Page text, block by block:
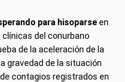
para hisoparse en
del conurbano
de la aceleración de la
gravedad de la situación
contagios registrados en